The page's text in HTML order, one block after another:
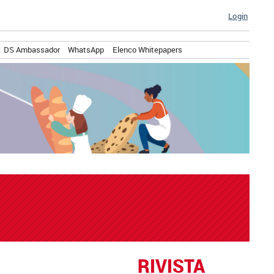
Login
DS Ambassador WhatsApp Elenco Whitepapers
RIVISTA